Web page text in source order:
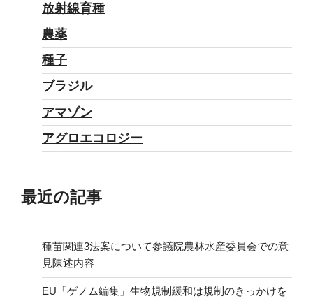
は？”
放射線育種
農薬
種子
ブラジル
アマゾン
アグロエコロジー
最近の記事
種苗関連3法案について参議院農林水産委員会での意
見陳述内容
EU「ゲノム編集」生物規制緩和は規制のきっかけを